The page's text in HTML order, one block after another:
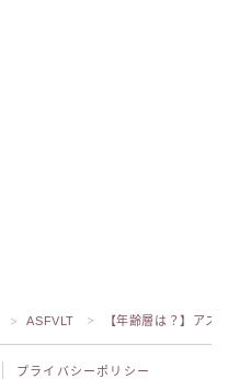
＞ ASFVLT ＞ 【年齢層は？】アス
プライバシーポリシー